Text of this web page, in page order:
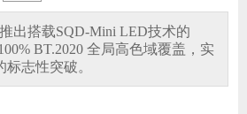
出搭载SQD-Mini LED技术的
BT.2020 全局高色域覆盖，实
志性突破。